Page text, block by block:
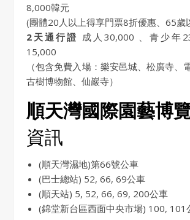
8,000韓元
(團體20人以上得享門票8折優惠、65歲
2天通行證 成人30,000 、青少年
15,000
（包含免費入場：樂安邑城、松廣寺、
古樹博物館、仙巖寺）
順天灣國際園藝博
資訊
(順天灣濕地)第66號公車
(巴士總站) 52, 66, 69公車
(順天站) 5, 52, 66, 69, 200公車
(錦堂新台區西面中央市場) 100, 101